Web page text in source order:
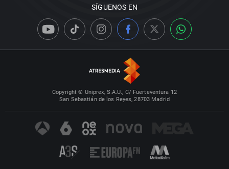
SÍGUENOS EN
Copyright © Uniprex, S.A.U., C/ Fuerteventura 12
San Sebastián de los Reyes, 28703 Madrid